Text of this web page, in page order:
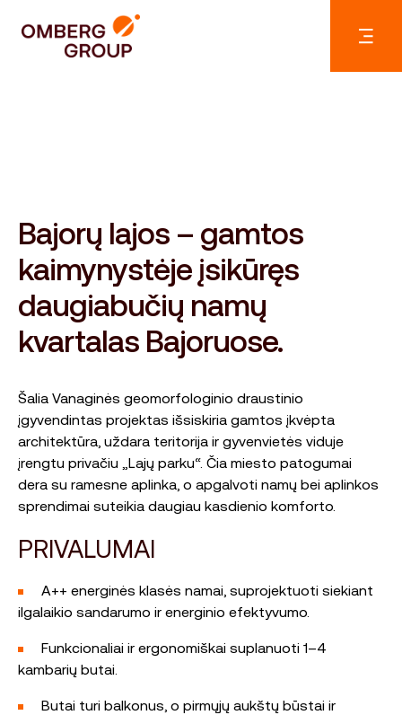
Bajorų lajos – gamtos
kaimynystėje įsikūręs
daugiabučių namų
kvartalas Bajoruose.
Šalia Vanaginės geomorfologinio draustinio
įgyvendintas projektas išsiskiria gamtos įkvėpta
architektūra, uždara teritorija ir gyvenvietės viduje
įrengtu privačiu „Lajų parku“. Čia miesto patogumai
dera su ramesne aplinka, o apgalvoti namų bei aplinkos
sprendimai suteikia daugiau kasdienio komforto.
PRIVALUMAI
A++ energinės klasės namai, suprojektuoti siekiant
ilgalaikio sandarumo ir energinio efektyvumo.
Funkcionaliai ir ergonomiškai suplanuoti 1–4
kambarių butai.
Butai turi balkonus, o pirmųjų aukštų būstai ir